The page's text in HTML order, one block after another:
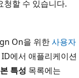
청할 수 있습니다.
On을 위한사용자
에서 애플리케이션
특성 목록에는